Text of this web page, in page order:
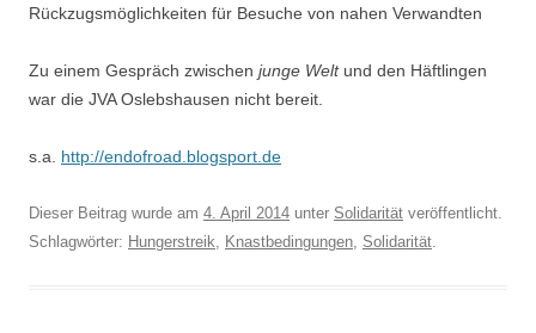
Rückzugsmöglichkeiten für Besuche von nahen Verwandten
Zu einem Gespräch zwischen junge Weltund den Häftlingen
war die JVA Oslebshausen nicht bereit.
s.a. http://endofroad.blogsport.de
Dieser Beitrag wurde am 4. April 2014 unter Solidarität veröffentlicht.
Schlagwörter: Hungerstreik Knastbedingungen Solidarität